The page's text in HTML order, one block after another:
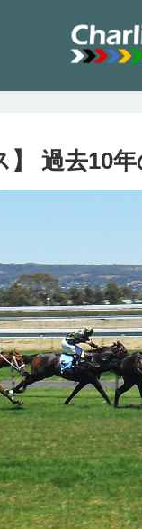
】 過去10